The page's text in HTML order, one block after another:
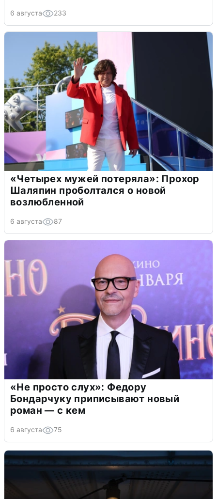
6 августа 233
«Четырех мужей потеряла»: Прохор
Шаляпин проболтался о новой
возлюбленной
6 августа 87
«Не просто слух»: Федору
Бондарчуку приписывают новый
роман — с кем
6 августа 75